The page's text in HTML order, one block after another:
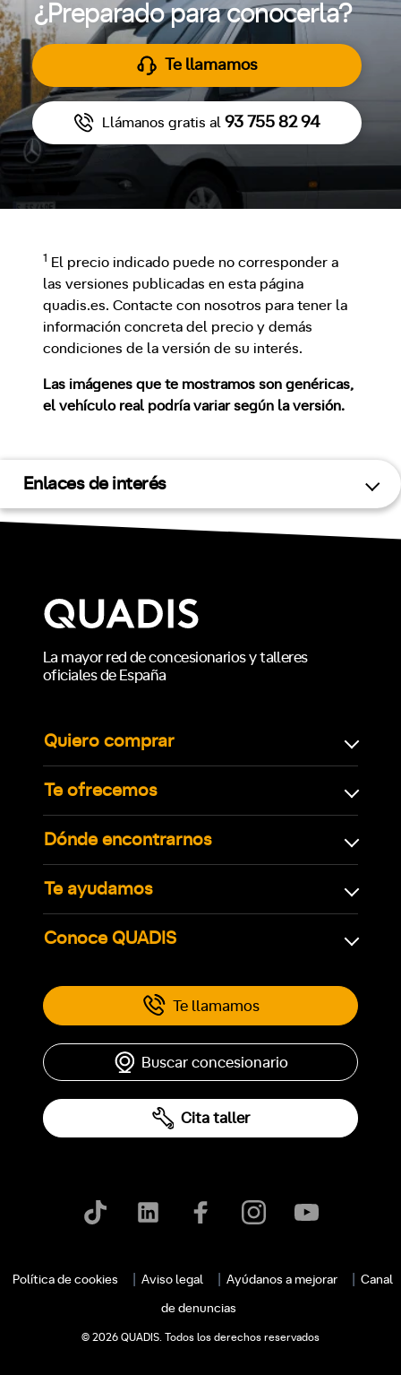
¿Preparado para conocerla?
Te llamamos
Llámanos gratis al 93 755 82 94
1
El precio indicado puede no corresponder a
las versiones publicadas en esta página
quadis.es. Contacte con nosotros para tener la
información concreta del precio y demás
condiciones de la versión de su interés.
Las imágenes que te mostramos son genéricas,
el vehículo real podría variar según la versión.
Enlaces de interés
La mayor red de concesionarios y talleres
oficiales de España
Quiero comprar
Te ofrecemos
Dónde encontrarnos
Te ayudamos
Conoce QUADIS
Te llamamos
Buscar concesionario
Cita taller
Política de cookies Aviso legal Ayúdanos a mejorar Canal
de denuncias
© 2026 QUADIS. Todos los derechos reservados